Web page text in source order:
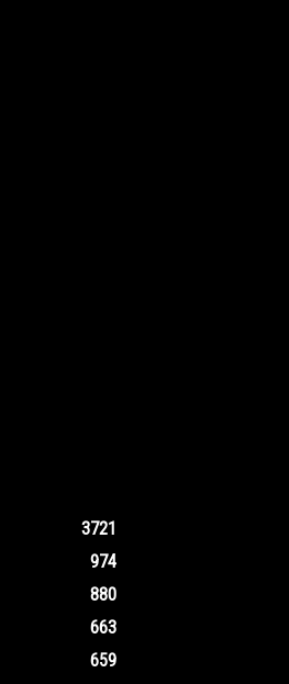
3721
974
880
663
659